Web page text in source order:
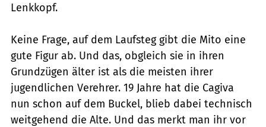
Lenkkopf.
Keine Frage, auf dem Laufsteg gibt die Mito eine
gute Figur ab. Und das, obgleich sie in ihren
Grundzügen älter ist als die meisten ihrer
jugendlichen Verehrer. 19 Jahre hat die Cagiva
nun schon auf dem Buckel, blieb dabei technisch
weitgehend die Alte. Und das merkt man ihr vor